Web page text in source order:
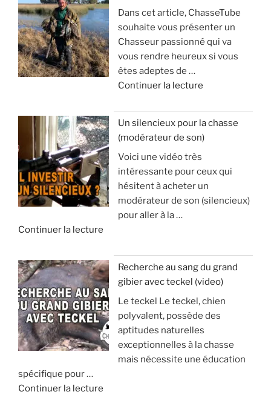
B
a
l
l
e
a
p
o
p
h
y
s
à
v
o
i
r
p
o
Dans cet article, ChasseTube
souhaite vous présenter un
Chasseur passionné qui va
vous rendre heureux si vous
êtes adeptes de …
Continuer la lecture
«
V
y
a
g
s
é
j
o
u
r
d
e
Un silencieux pour la chasse
(modérateur de son)
Voici une vidéo très
intéressante pour ceux qui
hésitent à acheter un
modérateur de son (silencieux)
pour aller à la …
Continuer la lecture
«
U
n
s
i
l
Recherche au sang du grand
gibier avec teckel (video)
Le teckel Le teckel, chien
polyvalent, possède des
aptitudes naturelles
exceptionnelles à la chasse
mais nécessite une éducation
spécifique pour …
Continuer la lecture